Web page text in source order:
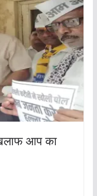
आप का